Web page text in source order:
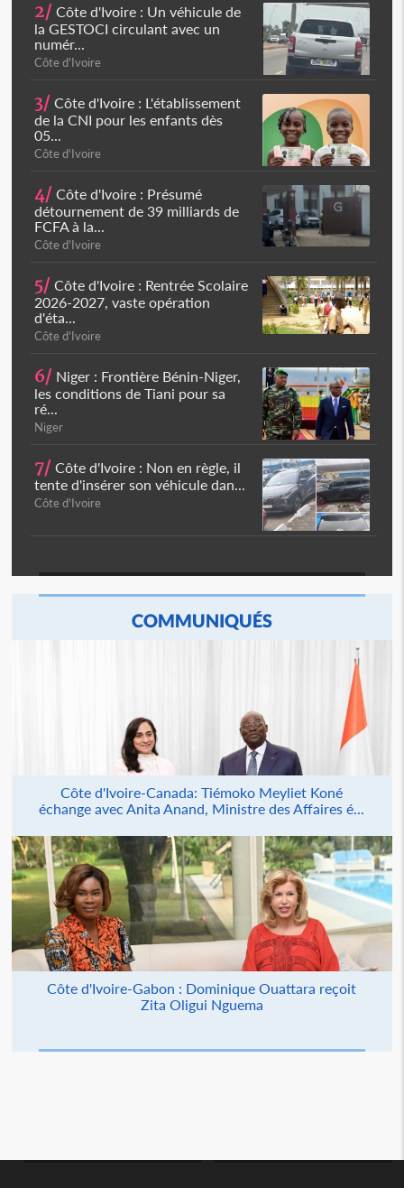
2/ Côte d'Ivoire : Un véhicule de
la GESTOCI circulant avec un
numér...
Côte d'Ivoire
3/ Côte d'Ivoire : L'établissement
de la CNI pour les enfants dès
05...
Côte d'Ivoire
4/ Côte d'Ivoire : Présumé
détournement de 39 milliards de
FCFA à la...
Côte d'Ivoire
5/ Côte d'Ivoire : Rentrée Scolaire
2026-2027, vaste opération
d'éta...
Côte d'Ivoire
6/ Niger : Frontière Bénin-Niger,
les conditions de Tiani pour sa
ré...
Niger
7/ Côte d'Ivoire : Non en règle, il
tente d'insérer son véhicule dan...
Côte d'Ivoire
COMMUNIQUÉS
Côte d'Ivoire-Canada: Tiémoko Meyliet Koné
échange avec Anita Anand, Ministre des Affaires é...
Côte d'Ivoire-Gabon : Dominique Ouattara reçoit
Zita Oligui Nguema